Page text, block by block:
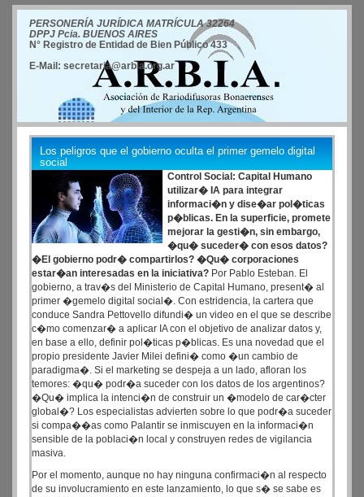
PERSONERÍA JURÍDICA MATRÍCULA 32264
DPPJ Pcia. BUENOS AIRES
N° Registro de Entidad de Bien Público 433
E-Mail: secretaria@arbia.org.ar
Los peligros que el gobierno oculta el primer gemelo digital
social
Control Social: Capital Humano
utilizar� IA para integrar
informaci�n y dise�ar pol�ticas
p�blicas. En la superficie, promete
mejorar la gesti�n, sin embargo,
�qu� suceder� con esos datos?
�El gobierno podr� compartirlos? �Qu� corporaciones
estar�an interesadas en la iniciativa? Por Pablo Esteban. El
gobierno, a trav�s del Ministerio de Capital Humano, present� al
primer �gemelo digital social�. Con estridencia, la cartera que
conduce Sandra Pettovello difundi� un video en el que se describe
c�mo comenzar� a aplicar IA con el objetivo de analizar datos y,
en base a ello, definir pol�ticas p�blicas. Es una novedad que el
propio presidente Javier Milei defini� como �un cambio de
paradigma�. Si el marketing se despeja a un lado, afloran los
temores: �qu� podr�a suceder con los datos de los argentinos?
�Qu� implica la intenci�n de construir un �modelo de car�cter
global�? Los especialistas advierten sobre lo que podr�a suceder
si compa��as como Palantir se inmiscuyen en la informaci�n
sensible de la poblaci�n local y construyen redes de vigilancia
masiva.
Por el momento, aunque no hay ninguna confirmaci�n al respecto
de su involucramiento en este lanzamiento, lo que s� se sabe es